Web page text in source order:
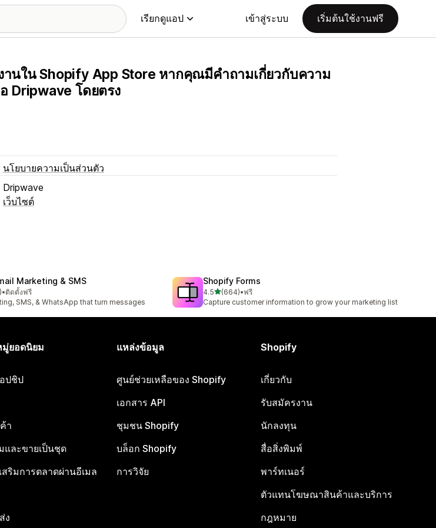
เรียกดูแอป เข้าสู่ระบบ เริ่มต้นใช้งานฟรี
านใน Shopify App Store หากคุณมีคำถามเกี่ยวกับความ
Dripwave โดยตรง
นโยบายความเป็นส่วนตัว
Dripwave
เว็บไซต์
Marketing & SMS
วิว
•ติดตั้งฟรี
SMS, & WhatsApp that turn messages
Shopify Forms
4.5เต็ม 5 ดาว
(664)
ทั้งหมด 664 รีวิว
•ฟรี
Capture customer information to grow your marketing list
ยอดนิยม
ปชิป
า
และขายเป็นชุด
สริมการตลาดผ่านอีเมล
ง
แหล่งข้อมูล
ศูนย์ช่วยเหลือของ Shopify
เอกสาร API
ชุมชน Shopify
บล็อก Shopify
การวิจัย
Shopify
เกี่ยวกับ
รับสมัครงาน
นักลงทุน
สื่อสิ่งพิมพ์
พาร์ทเนอร์
ตัวแทนโฆษณาสินค้าและบริการ
กฎหมาย